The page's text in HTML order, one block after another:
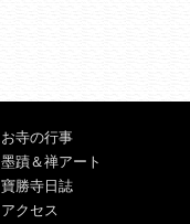
お寺の行事
墨蹟＆禅アート
寶勝寺日誌
アクセス